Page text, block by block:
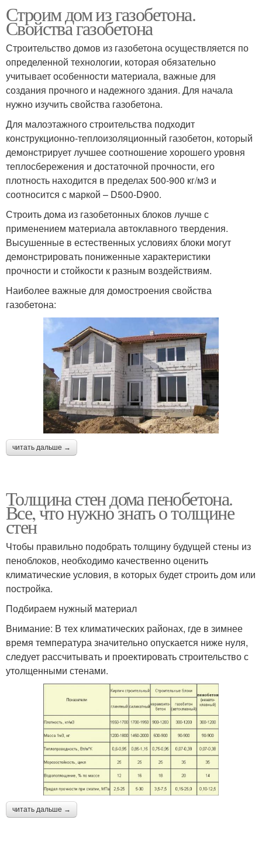
Строим дом из газобетона.
Свойства газобетона
Строительство домов из газобетона осуществляется по
определенной технологии, которая обязательно
учитывает особенности материала, важные для
создания прочного и надежного здания. Для начала
нужно изучить свойства газобетона.
Для малоэтажного строительства подходит
конструкционно-теплоизоляционный газобетон, который
демонстрирует лучшее соотношение хорошего уровня
теплосбережения и достаточной прочности, его
плотность находится в пределах 500-900 кг/м3 и
соотносится с маркой – D500-D900.
Строить дома из газобетонных блоков лучше с
применением материала автоклавного твердения.
Высушенные в естественных условиях блоки могут
демонстрировать пониженные характеристики
прочности и стойкости к разным воздействиям.
Наиболее важные для домостроения свойства
газобетона:
читать дальше →
Толщина стен дома пенобетона.
Все, что нужно знать о толщине
стен
Чтобы правильно подобрать толщину будущей стены из
пеноблоков, необходимо качественно оценить
климатические условия, в которых будет строить дом или
постройка.
Подбираем нужный материал
Внимание: В тех климатических районах, где в зимнее
время температура значительно опускается ниже нуля,
следует рассчитывать и проектировать строительство с
утолщенными стенами.
читать дальше →